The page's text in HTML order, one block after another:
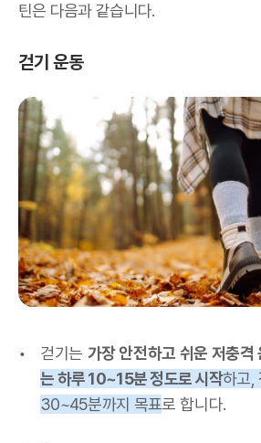
틴은 다음과 같습니다.
걷기 운동
걷기는 가장 안전하고 쉬운 저충격
는 하루 10~15분 정도로 시작하고,
30~45분까지 목표로 합니다.